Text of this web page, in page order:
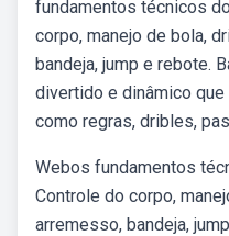
fundamentos técnicos
corpo, manejo de bola,
bandeja, jump e rebote.
divertido e dinâmico
como regras, dribles,
Webos fundamentos
Controle do corpo,
arremesso, bandeja,